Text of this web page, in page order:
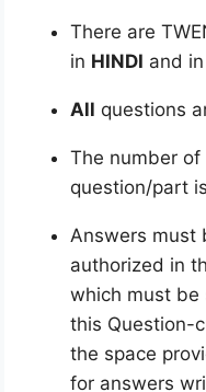
There are
in HINDI and in
All questions
The number
question/part
Answers must
authorized in
which must be
this Question-
the space
for answers